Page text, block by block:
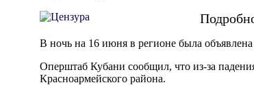
В ночь на 16 июня в регионе была объявлена
Оперштаб Кубани сообщил, что из-за
Красноармейского района.